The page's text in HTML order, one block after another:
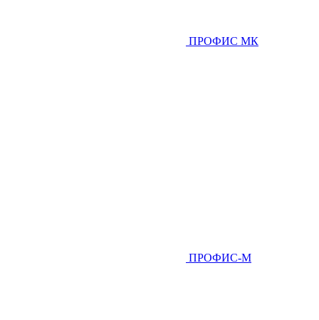
ПРОФИС МК
ПРОФИС-М